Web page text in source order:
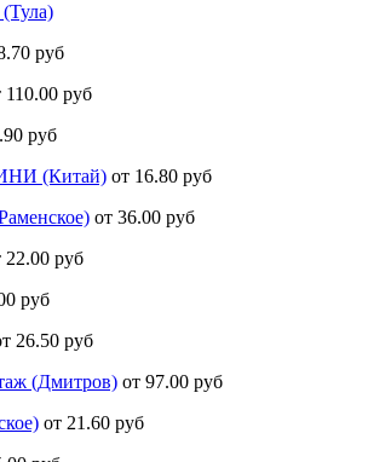
руб
110.00 руб
руб
(Китай) от 16.80 руб
от 36.00 руб
22.00 руб
руб
26.50 руб
(Дмитров) от 97.00 руб
от 21.60 руб